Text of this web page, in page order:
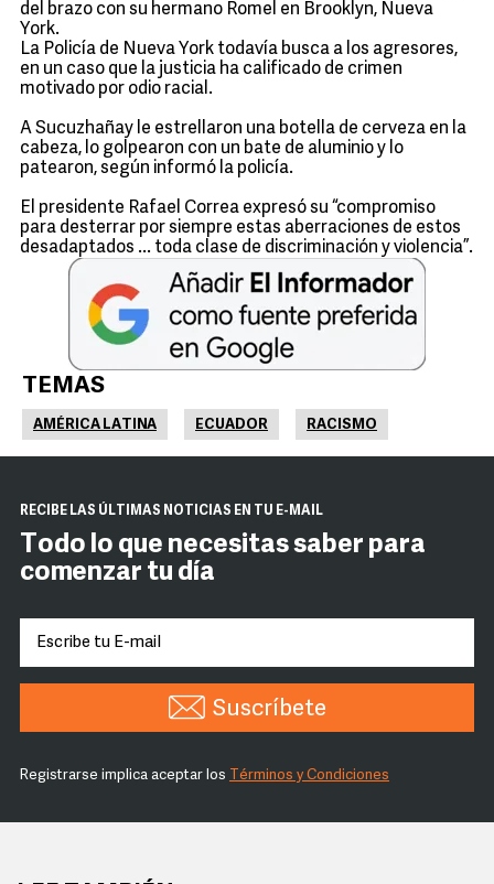
del brazo con su hermano Romel en Brooklyn, Nueva
York.
La Policía de Nueva York todavía busca a los agresores,
en un caso que la justicia ha calificado de crimen
motivado por odio racial.
A Sucuzhañay le estrellaron una botella de cerveza en la
cabeza, lo golpearon con un bate de aluminio y lo
patearon, según informó la policía.
El presidente Rafael Correa expresó su “compromiso
para desterrar por siempre estas aberraciones de estos
desadaptados ... toda clase de discriminación y violencia”.
TEMAS
AMÉRICA LATINA ECUADOR RACISMO
RECIBE LAS ÚLTIMAS NOTICIAS EN TU E-MAIL
Todo lo que necesitas saber para
comenzar tu día
Suscríbete
Registrarse implica aceptar los Términos y Condiciones